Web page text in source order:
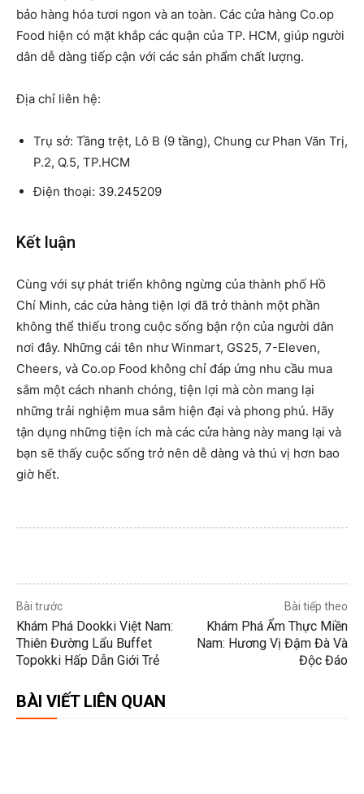
bảo hàng hóa tươi ngon và an toàn. Các cửa hàng Co.op
Food hiện có mặt khắp các quận của TP. HCM, giúp người
dân dễ dàng tiếp cận với các sản phẩm chất lượng.
Địa chỉ liên hệ:
Trụ sở: Tầng trệt, Lô B (9 tầng), Chung cư Phan Văn Trị,
P.2, Q.5, TP.HCM
Điện thoại: 39.245209
Kết luận
Cùng với sự phát triển không ngừng của thành phố Hồ
Chí Minh, các cửa hàng tiện lợi đã trở thành một phần
không thể thiếu trong cuộc sống bận rộn của người dân
nơi đây. Những cái tên như Winmart, GS25, 7-Eleven,
Cheers, và Co.op Food không chỉ đáp ứng nhu cầu mua
sắm một cách nhanh chóng, tiện lợi mà còn mang lại
những trải nghiệm mua sắm hiện đại và phong phú. Hãy
tận dụng những tiện ích mà các cửa hàng này mang lại và
bạn sẽ thấy cuộc sống trở nên dễ dàng và thú vị hơn bao
giờ hết.
Bài trước
Khám Phá Dookki Việt Nam:
Thiên Đường Lẩu Buffet
Topokki Hấp Dẫn Giới Trẻ
Bài tiếp theo
Khám Phá Ẩm Thực Miền
Nam: Hương Vị Đậm Đà Và
Độc Đáo
BÀI VIẾT LIÊN QUAN